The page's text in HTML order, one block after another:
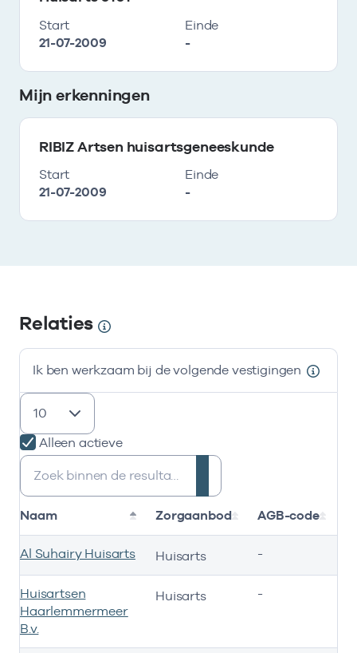
Start
21-07-2009
Einde
-
Mijn erkenningen
RIBIZ Artsen huisartsgeneeskunde
Start
21-07-2009
Einde
-
Relaties
Ik ben werkzaam bij de volgende vestigingen
Alleen actieve
Zoeken:
Naam Zorgaanbod AGB-code
Al Suhairy Huisarts Huisarts -
Huisartsen
Haarlemmermeer
B.v.
Huisarts -